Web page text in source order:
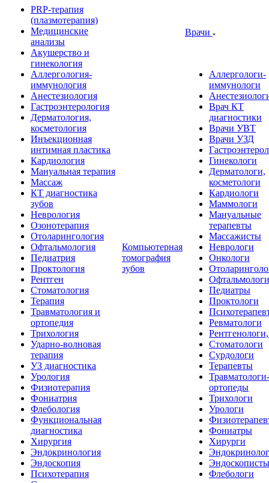
PRP-терапия
(плазмотерапия)
Медицинские
анализы
Акушерство и
гинекология
Аллергология-
иммунология
Анестезиология
Гастроэнтерология
Дерматология,
косметология
Инъекционная
интимная пластика
Кардиология
Мануальная терапия
Массаж
КТ диагностика
зубов
Неврология
Озонотерапия
Отоларингология
Офтальмология
Педиатрия
Проктология
Рентген
Стоматология
Терапия
Травматология и
ортопедия
Трихология
Ударно-волновая
терапия
УЗ диагностика
Урология
Физиотерапия
Фониатрия
Флебология
Функциональная
диагностика
Хирургия
Эндокринология
Эндоскопия
Психотерапия
Компьютерная
томография
зубов
Врачи
Аллергологи-
иммунологи
Врач КТ
диагностики
Врачи УВТ
Врачи УЗД
Гинекологи
Дерматологи,
косметологи
Кардиологи
Маммологи
Мануальные
терапевты
Массажисты
Неврологи
Онкологи
Офтальмологи
Педиатры
Проктологи
Ревматологи
Стоматологи
Сурдологи
Терапевты
Травматологи-
ортопеды
Трихологи
Урологи
Фониатры
Хирурги
Эндоскописты
Флебологи